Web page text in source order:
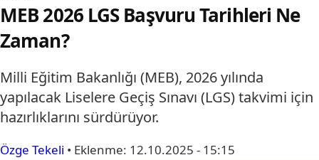
MEB 2026 LGS Başvuru Tarihleri Ne
Zaman?
Milli Eğitim Bakanlığı (MEB), 2026 yılında
yapılacak Liselere Geçiş Sınavı (LGS) takvimi için
hazırlıklarını sürdürüyor.
Özge Tekeli • Eklenme: 12.10.2025 - 15:15